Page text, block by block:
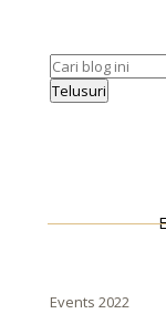
Events 2022